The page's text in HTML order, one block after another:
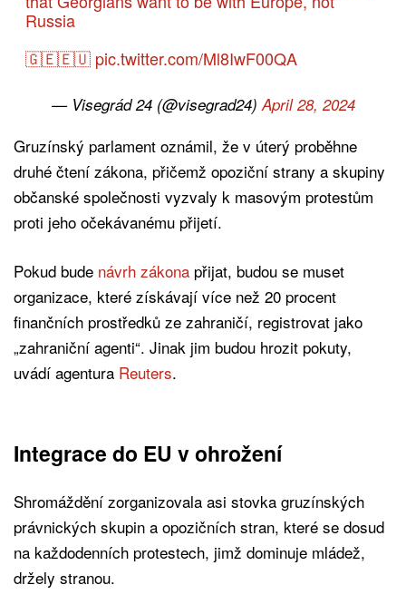
Russia
🇬🇪🇪🇺 pic.twitter.com/Ml8IwF00QA
— Visegrád 24 (@visegrad24) April 28, 2024
Gruzínský parlament oznámil, že v úterý proběhne
druhé čtení zákona, přičemž opoziční strany a skupiny
občanské společnosti vyzvaly k masovým protestům
proti jeho očekávanému přijetí.
Pokud bude návrh zákona přijat, budou se muset
organizace, které získávají více než 20 procent
finančních prostředků ze zahraničí, registrovat jako
„zahraniční agenti“. Jinak jim budou hrozit pokuty,
uvádí agentura Reuters.
Integrace do EU v ohrožení
Shromáždění zorganizovala asi stovka gruzínských
právnických skupin a opozičních stran, které se dosud
na každodenních protestech, jimž dominuje mládež,
držely stranou.